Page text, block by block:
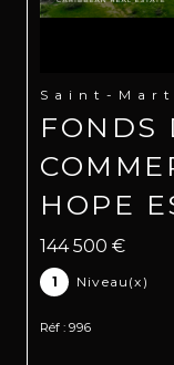
Saint-
FONDS
HOPE
144 500 €
1 Niveau(x)
Réf : 996